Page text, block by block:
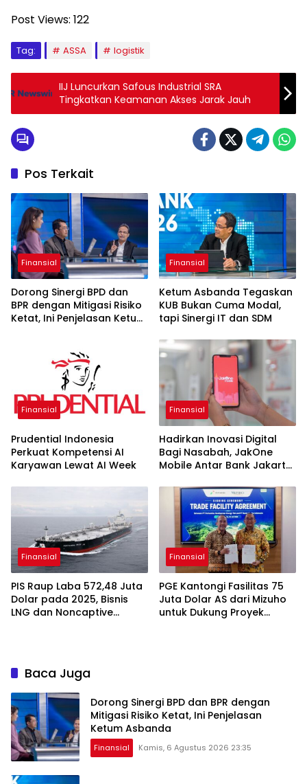
Post Views: 122
Tag: ASSA logistik
IIJ Luncurkan Safous Industrial SRA
Tingkatkan Keamanan Akses Jarak Jauh
Pos Terkait
Finansial
Dorong Sinergi BPD dan
BPR dengan Mitigasi Risiko
Ketat, Ini Penjelasan Ketum
Finansial
Ketum Asbanda Tegaskan
KUB Bukan Cuma Modal,
tapi Sinergi IT dan SDM
Finansial
Prudential Indonesia
Perkuat Kompetensi AI
Karyawan Lewat AI Week
Finansial
Hadirkan Inovasi Digital
Bagi Nasabah, JakOne
Mobile Antar Bank Jakarta
Excellence Awards 2026
Finansial
PIS Raup Laba 572,48 Juta
Dolar pada 2025, Bisnis
LNG dan Noncaptive
Finansial
PGE Kantongi Fasilitas 75
Juta Dolar AS dari Mizuho
untuk Dukung Proyek
Baca Juga
Dorong Sinergi BPD dan BPR dengan
Mitigasi Risiko Ketat, Ini Penjelasan
Ketum Asbanda
Finansial Kamis, 6 Agustus 2026 23:35